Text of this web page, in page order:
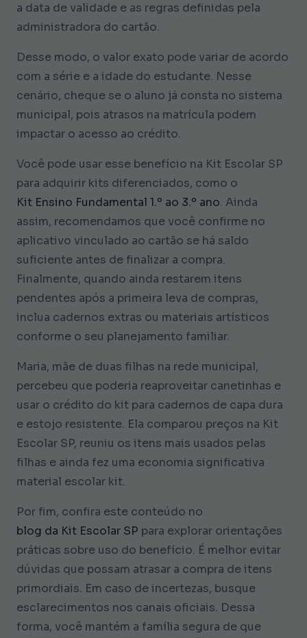
a data de validade e as regras definidas pela
administradora do cartão.
Desse modo, o valor exato pode variar de acordo
com a série e a idade do estudante. Nesse
cenário, cheque se o aluno já consta no sistema
municipal, pois atrasos na matrícula podem
impactar o acesso ao crédito.
Você pode usar esse benefício na Kit Escolar SP
para adquirir kits diferenciados, como o
Kit Ensino Fundamental 1.º ao 3.º ano. Ainda
assim, recomendamos que você confirme no
aplicativo vinculado ao cartão se há saldo
suficiente antes de finalizar a compra.
Finalmente, quando ainda restarem itens
pendentes após a primeira leva de compras,
inclua cadernos extras ou materiais artísticos
conforme o seu planejamento familiar.
Maria, mãe de duas filhas na rede municipal,
percebeu que poderia reaproveitar canetinhas e
usar o crédito do kit para cadernos de capa dura
e estojo resistente. Ela comparou preços na Kit
Escolar SP, reuniu os itens mais usados pelas
filhas e ainda fez uma economia significativa
material escolar kit.
Por fim, confira este conteúdo no
blog da Kit Escolar SP para explorar orientações
práticas sobre uso do benefício. É melhor evitar
dúvidas que possam atrasar a compra de itens
primordiais. Em caso de incertezas, busque
esclarecimentos nos canais oficiais. Dessa
forma, você mantém a família segura de que